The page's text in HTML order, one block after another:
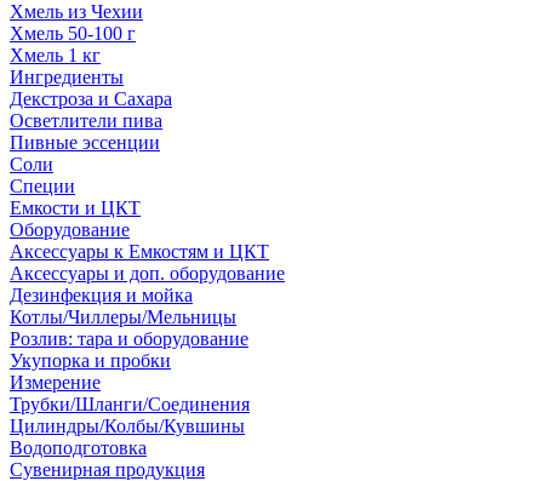
Хмель из Чехии
Хмель 50-100 г
Хмель 1 кг
Ингредиенты
Декстроза и Сахара
Осветлители пива
Пивные эссенции
Соли
Специи
Емкости и ЦКТ
Оборудование
Аксессуары к Емкостям и ЦКТ
Аксессуары и доп. оборудование
Дезинфекция и мойка
Котлы/Чиллеры/Мельницы
Розлив: тара и оборудование
Укупорка и пробки
Измерение
Трубки/Шланги/Соединения
Цилиндры/Колбы/Кувшины
Водоподготовка
Сувенирная продукция